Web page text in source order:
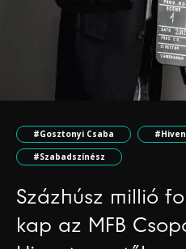
#Gosztonyi Csaba
#Szabadszínész
Százhúsz millió
kap az MFB